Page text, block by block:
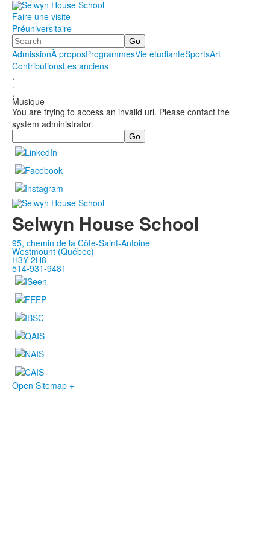
Faire une visite
Préuniversitaire
Search
AdmissionÀ proposProgrammesVie étudianteSportsArt
ContributionsLes anciens
.
.
.
Musique
You are trying to access an invalid url. Please contact the
system administrator.
Search
Selwyn House School
95, chemin de la Côte-Saint-Antoine
Westmount (Québec)
H3Y 2H8
514-931-9481
Open Sitemap +